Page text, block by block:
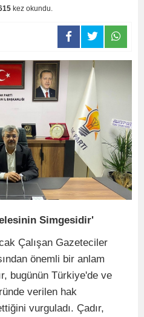
kez okundu.
Simgesidir'
Çalışan Gazeteciler
önemli bir anlam
bugünün Türkiye'de ve
verilen hak
vurguladı. Çadır,